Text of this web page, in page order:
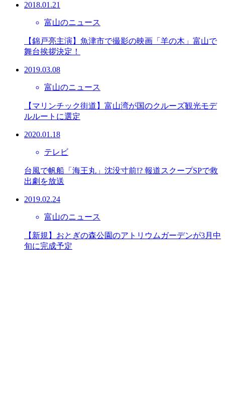
2018.01.21
富山のニュース
【錦戸亮主演】魚津市で撮影の映画「羊の木」富山で
舞台挨拶決定！
2019.03.08
富山のニュース
【マリンチック街道】富山湾が国のクルーズ観光モデ
ルルートに選定
2020.01.18
テレビ
台風で帆船「海王丸」沈没寸前!? 報道スクープSPで救
出劇を放送
2019.02.24
富山のニュース
【新規】おとぎの森公園のアトリウムガーデンが3月中
旬に完成予定